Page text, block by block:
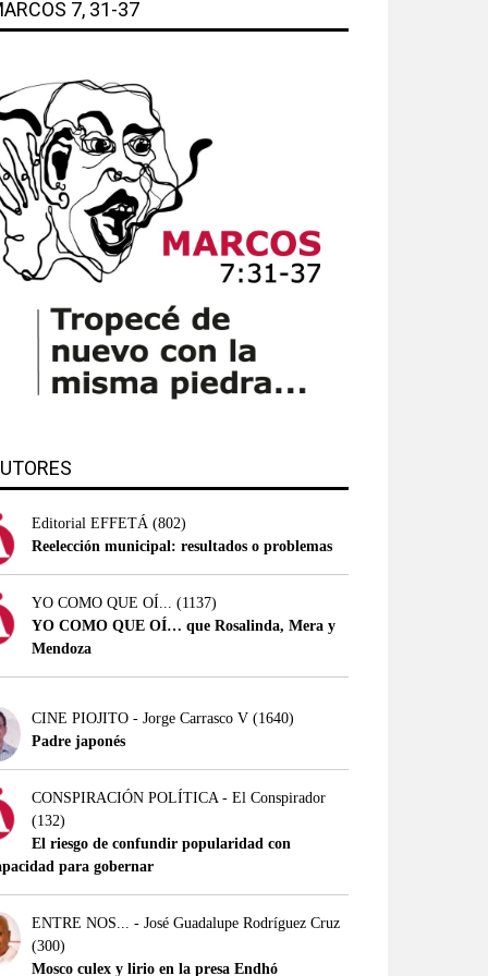
7, 31-37
Editorial EFFETÁ (802)
Reelección municipal: resultados o problemas
YO COMO QUE OÍ... (1137)
YO COMO QUE OÍ… que Rosalinda, Mera y
Mendoza
CINE PIOJITO - Jorge Carrasco V (1640)
Padre japonés
CONSPIRACIÓN POLÍTICA - El Conspirador
(132)
El riesgo de confundir popularidad con
para gobernar
ENTRE NOS... - José Guadalupe Rodríguez Cruz
(300)
Mosco culex y lirio en la presa Endhó